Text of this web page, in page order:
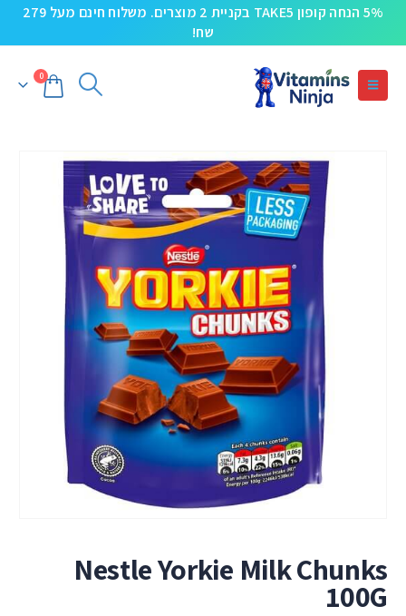
5% הנחה קופון TAKE5 בקניית 2 מוצרים. משלוח חינם מעל 279
שח!
0
Nestle Yorkie Milk Chunks
100G